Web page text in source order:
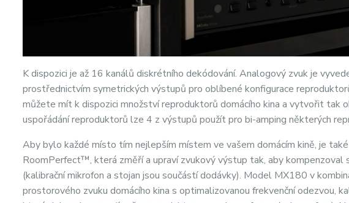
K dispozici je až 16 kanálů diskrétního dekódování. Analogový zvuk je
prostřednictvím symetrických výstupů pro oblíbené konfigurace
můžete mít k dispozici množství reproduktorů domácího kina a vytvořit tak
uspořádání reproduktorů lze 4 z výstupů použít pro bi-amping některých
Aby bylo každé místo tím nejlepším místem ve vašem domácím kině, je
RoomPerfect™, která změří a upraví zvukový výstup tak, aby
(kalibrační mikrofon a stojan jsou součástí dodávky). Model MX180 v
prostorového zvuku domácího kina s optimalizovanou frekvenční odezvou,